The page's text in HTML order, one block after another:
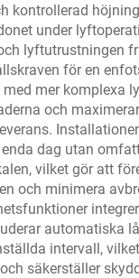
kontrollerad
under
lyftutrustningen
för en
mer komplexa
och
dag utan
vilket gör att
och minimera
automatiska
intervall,
säkerställer